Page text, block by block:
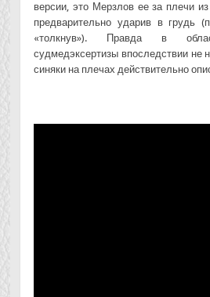
версии, это Мерзлов ее за плечи
предварительно ударив в грудь
«толкнув»). Правда в
судмедэксертизы впоследствии не
синяки на плечах действительно